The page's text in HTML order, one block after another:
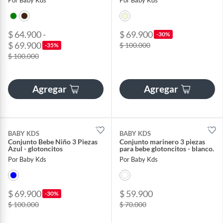
$ 64.900 -
$ 69.900 -35%
$ 100.000
Agregar
$ 69.900 -30%
$ 100.000
Agregar
BABY KDS
Conjunto Bebe Niño 3 Piezas
Azul - glotoncitos
Por Baby Kds
$ 69.900 -30%
$ 100.000
BABY KDS
Conjunto marinero 3 piezas
para bebe glotoncitos - blanco.
Por Baby Kds
$ 59.900
$ 70.000